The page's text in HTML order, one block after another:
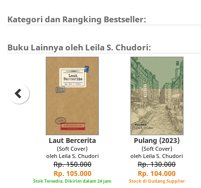
Kategori dan Rangking Bestseller:
Buku Lainnya oleh Leila S. Chudori:
Laut Bercerita
(Soft Cover)
oleh Leila S. Chudori
Rp. 150.000
Rp. 105.000
Stok Tersedia. Dikirim dalam 24 jam
Pulang (2023)
(Soft Cover)
oleh Leila S. Chudori
Rp. 130.000
Rp. 104.000
Stock di Gudang Supplier